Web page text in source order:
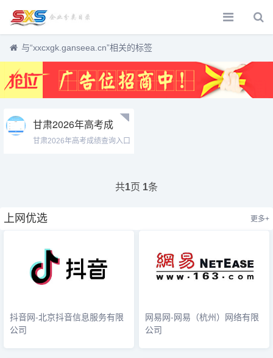
与“xxcxgk.ganseea.cn”相关的标签
甘肃2026年高考成
绩查询入口
甘肃2026年高考成绩查询入口
共1页 1条
上网优选 更多+
抖音网-北京抖音信息服务有限
公司
网易网-网易（杭州）网络有限
公司